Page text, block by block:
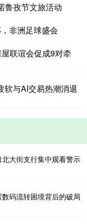
鲁孜节文旅活动
非洲足球盛会
联谊会促成9对牵
软与AI交易热潮消退
大街支行集中观看警示
码流转困境背后的破局